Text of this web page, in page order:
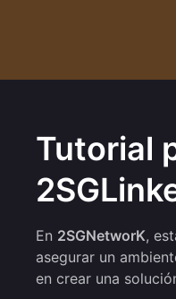
Tutorial
En 2SGNetworK,
asegurar un
en crear una